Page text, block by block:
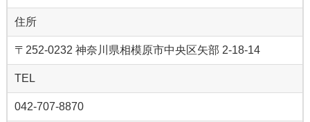
住所
〒252-0232 神奈川県相模原市中央区矢部 2-18-14
TEL
042-707-8870